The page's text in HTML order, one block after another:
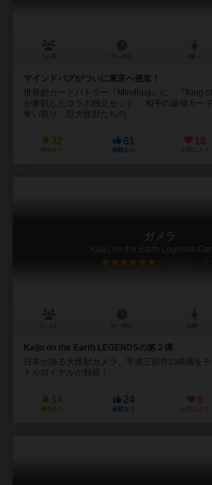
マインドバグがついに東京へ侵攻！
世界的カードバトラー『Mindbug』に、『King
が参戦したコラボ独立セット。 相手の最強カー
奪い取り、巨大怪獣たちの...
32
興味あり
61
経験あり
18
お気に入り
ガメラ
Kaiju on the Earth Legends
Kaiju on the Earth LEGENDSの第２弾
日本が誇る大怪獣ガメラ。平成三部作の映画を
トルロイヤルが勃発！
14
興味あり
24
経験あり
5
お気に入り